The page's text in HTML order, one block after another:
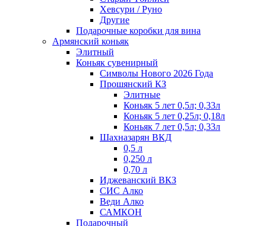
Хевсури / Руно
Другие
Подарочные коробки для вина
Армянский коньяк
Элитный
Коньяк сувенирный
Символы Нового 2026 Года
Прошянский КЗ
Элитные
Коньяк 5 лет 0,5л; 0,33л
Коньяк 5 лет 0,25л; 0,18л
Коньяк 7 лет 0,5л; 0,33л
Шахназарян ВКД
0,5 л
0,250 л
0,70 л
Иджеванский ВКЗ
СИС Алко
Веди Алко
САМКОН
Подарочный